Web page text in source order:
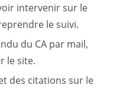
intervenir sur le
le suivi.
du CA par mail,
le site.
des citations sur le